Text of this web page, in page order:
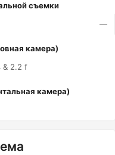
съемки
—
камера)
& 2.2 f
камера)